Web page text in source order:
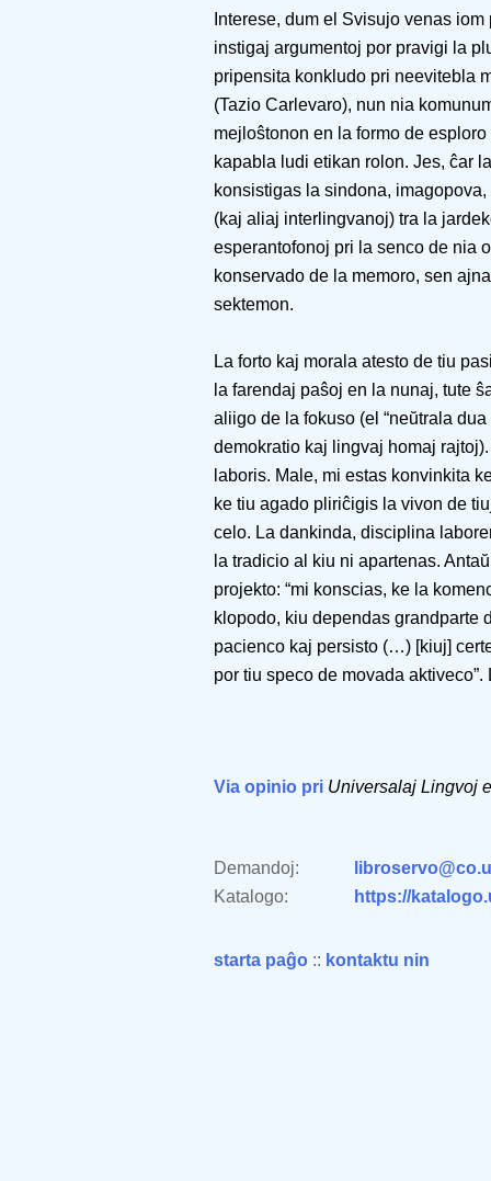
Interese, dum el Svisujo venas
instigaj argumentoj por pravigi la
pripensita konkludo pri neevitebla
(Tazio Carlevaro), nun nia
mejloŝtonon en la formo de
kapabla ludi etikan rolon. Jes, ĉar
konsistigas la sindona,
(kaj aliaj interlingvanoj) tra la
esperantofonoj pri la senco de nia
konservado de la memoro, sen
sektemon.
La forto kaj morala atesto de tiu
la farendaj paŝoj en la nunaj, tute
aliigo de la fokuso (el “neŭtrala
demokratio kaj lingvaj homaj
laboris. Male, mi estas konvinkita
ke tiu agado pliriĉigis la vivon de
celo. La dankinda, disciplina
la tradicio al kiu ni apartenas.
projekto: “mi konscias, ke la
klopodo, kiu dependas grandparte
pacienco kaj persisto (…) [kiuj]
por tiu speco de movada aktiveco”.
Via opinio pri Universalaj Lingvoj
Demandoj:
Katalogo:
https://
starta paĝo :: kontaktu nin